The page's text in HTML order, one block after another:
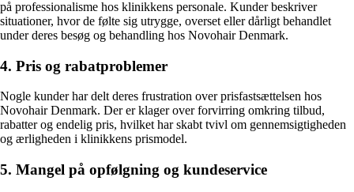
på professionalisme hos klinikkens personale. Kunder beskriver
situationer, hvor de følte sig utrygge, overset eller dårligt behandlet
under deres besøg og behandling hos Novohair Denmark.
4. Pris og rabatproblemer
Nogle kunder har delt deres frustration over prisfastsættelsen hos
Novohair Denmark. Der er klager over forvirring omkring tilbud,
rabatter og endelig pris, hvilket har skabt tvivl om gennemsigtigheden
og ærligheden i klinikkens prismodel.
5. Mangel på opfølgning og kundeservice